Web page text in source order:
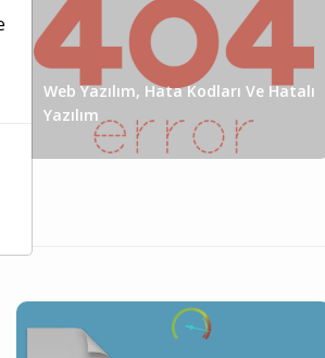
Web Yazılım, Hata Kodları Ve Hatalı
Yazılım